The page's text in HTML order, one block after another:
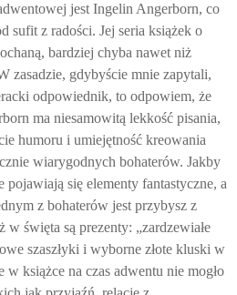
jest Ingelin Angerborn, co
sufit z radości. Jej seria książek o
bardziej chyba nawet niż
zasadzie, gdybyście mnie zapytali,
odpowiednik, to odpowiem, że
ma niesamowitą lekkość pisania,
humoru i umiejętność kreowania
wiarygodnych bohaterów. Jakby
pojawiają się elementy fantastyczne, a
z bohaterów jest przybysz z
święta są prezenty: „zardzewiałe
szaszłyki i wyborne złote kluski w
książce na czas adwentu nie mogło